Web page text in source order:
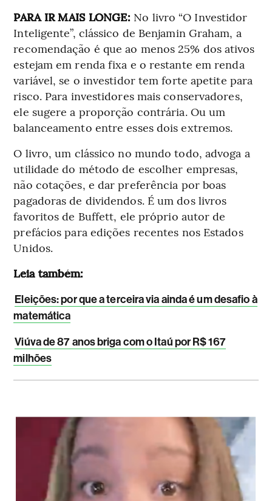
PARA IR MAIS LONGE: No livro “O Investidor
Inteligente”, clássico de Benjamin Graham, a
recomendação é que ao menos 25% dos ativos
estejam em renda fixa e o restante em renda
variável, se o investidor tem forte apetite para
risco. Para investidores mais conservadores,
ele sugere a proporção contrária. Ou um
balanceamento entre esses dois extremos.
O livro, um clássico no mundo todo, advoga a
utilidade do método de escolher empresas,
não cotações, e dar preferência por boas
pagadoras de dividendos. É um dos livros
favoritos de Buffett, ele próprio autor de
prefácios para edições recentes nos Estados
Unidos.
Leia também:
Eleições: por que a terceira via ainda é um desafio à
matemática
Viúva de 87 anos briga com o Itaú por R$ 167
milhões